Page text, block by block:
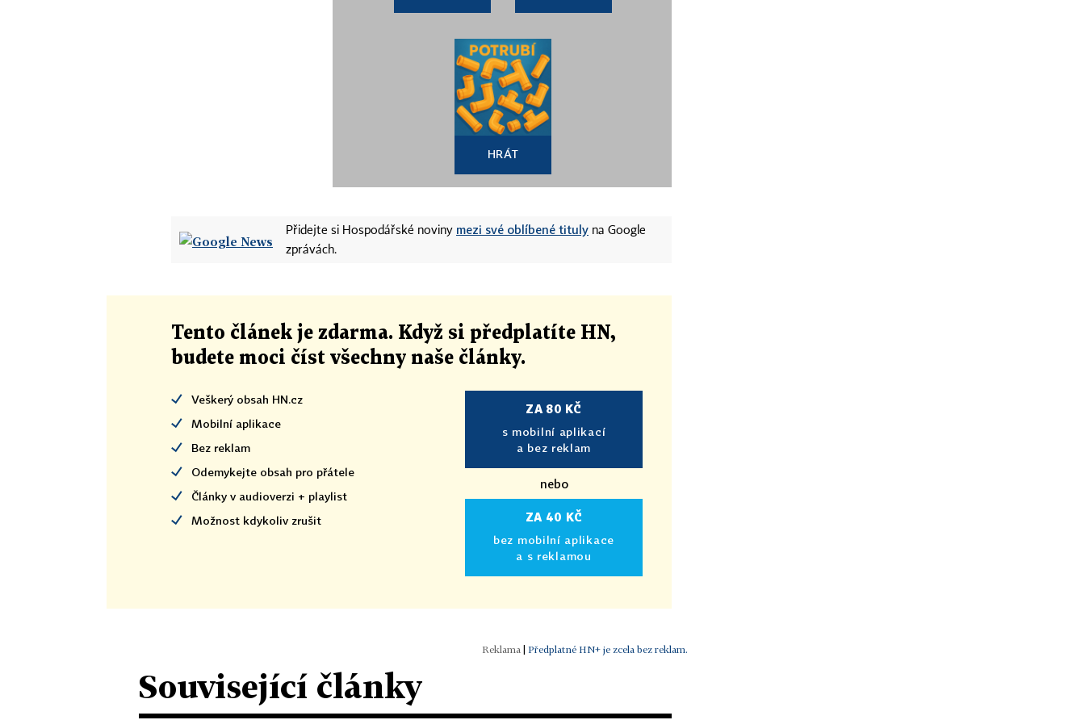
HRÁT
Přidejte si Hospodářské noviny mezi své oblíbené tituly na Google
zprávách.
Tento článek je zdarma. Když si předplatíte HN,
budete moci číst všechny naše články.
Veškerý obsah HN.cz
Mobilní aplikace
Bez reklam
Odemykejte obsah pro přátele
Články v audioverzi + playlist
Možnost kdykoliv zrušit
ZA 80 KČ
s mobilní aplikací
a bez reklam
nebo
ZA 40 KČ
bez mobilní aplikace
a s reklamou
| Předplatné HN+ je zcela bez reklam.
Související články